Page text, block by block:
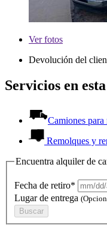
Verfotos
Devolución del
Servicios en
Camiones para
Remolques y
Encuentra alquiler de
Fecha de retiro*
Lugar de entrega
Buscar